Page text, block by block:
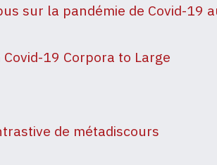
sur la pandémie de Covid-19
19 Corpora to Large
de métadiscours